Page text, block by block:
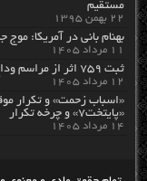
مستقیم
۲۲ بهمن ۱۳۹۵
بهنام بانی در آمریکا:
۱۱ مرداد ۱۴۰۵
ثبت ۷۵۹ اثر از مراسم وداع و تشییع رهبر شهید انقلاب
۱۲ مرداد ۱۴۰۵
«اسباب زحمت» و تکرار
«پایتخت۷» و چرخه تکرار
۱۴ مرداد ۱۴۰۵